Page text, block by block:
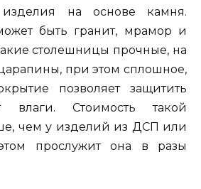
изделия на основе камня.
быть гранит, мрамор и
столешницы прочные, на
при этом сплошное,
позволяет защитить
влаги. Стоимость такой
чем у изделий из ДСП или
прослужит она в разы